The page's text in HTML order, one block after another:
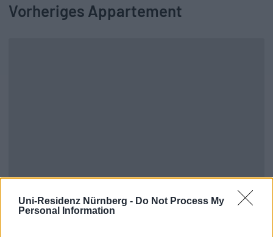
Uni-Residenz Nürnberg - Do Not Process My
Personal Information
Vorheriges Appartement
Zurück zu allen Apartments